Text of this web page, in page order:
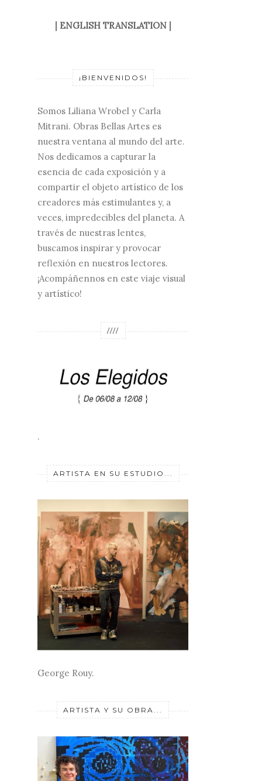
ENGLISH TRANSLATION|
¡BIENVENIDOS!
Somos Liliana Wrobel y Carla
Mitrani. Obras Bellas Artes es
nuestra ventana al mundo del arte.
Nos dedicamos a capturar la
esencia de cada exposición y a
compartir el objeto artístico de los
creadores más estimulantes y, a
veces, impredecibles del planeta. A
través de nuestras lentes,
buscamos inspirar y provocar
reflexión en nuestros lectores.
¡Acompáñennos en este viaje visual
y artístico!
////
.
ARTISTA EN SU ESTUDIO...
George Rouy.
ARTISTA Y SU OBRA...